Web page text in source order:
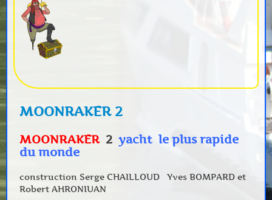
site:
MOONRAKER 2
MOONRAKER2yacht le plus rapide
du monde
construction Serge CHAILLOUD Yves BOMPARD et
Robert AHRONIUAN